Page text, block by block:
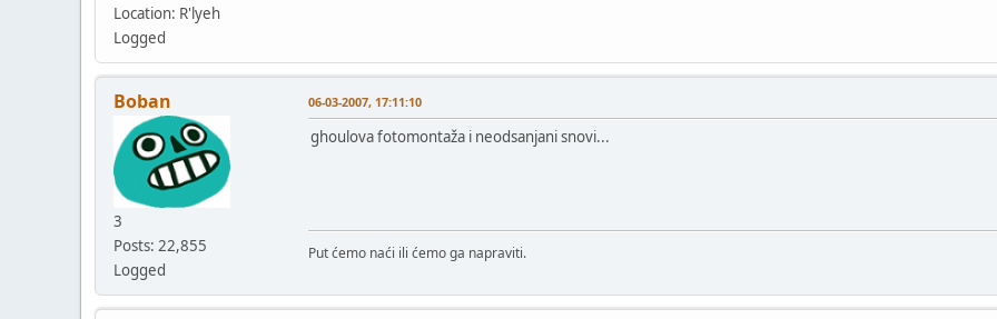
Location: R'lyeh
Logged
Boban
3
Posts: 22,855
Logged
06-03-2007, 17:11:10
ghoulova fotomontaža i neodsanjani snovi...
Put ćemo naći ili ćemo ga napraviti.